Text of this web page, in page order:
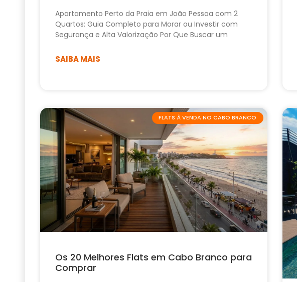
Apartamento Perto da Praia em João Pessoa com 2
Quartos: Guia Completo para Morar ou Investir com
Segurança e Alta Valorização Por Que Buscar um
SAIBA MAIS
FLATS À VENDA NO CABO BRANCO
Os 20 Melhores Flats em Cabo Branco para
Comprar